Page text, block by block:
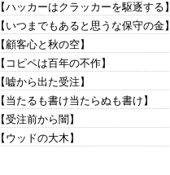
【ハッカーはクラッカーを駆逐する】
【いつまでもあると思うな保守の金】
【顧客心と秋の空】
【コピペは百年の不作】
【嘘から出た受注】
【当たるも書け当たらぬも書け】
【受注前から闇】
【ウッドの大木】